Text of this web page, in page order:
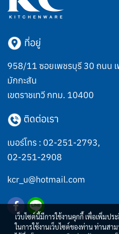
ที่อยู่
958/11 ซอยเพชรบุรี 30 ถนน
มักกะสัน
เขตราชเทวี กทม. 10400
ติดต่อเรา
เบอร์โทร : 02-251-2793,
02-251-2908
kcr_u@hotmail.com
เว็บไซต์นี้มีการใช้งานคุกกี้ เพื่อเพิ่มป
ในการใช้งานเว็บไซต์ของท่าน ท่านสา